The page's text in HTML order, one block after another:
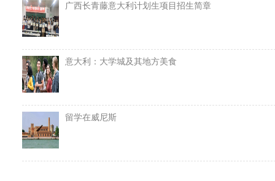
广西长青藤意大利计划生项目招生简章
意大利：大学城及其地方美食
留学在威尼斯